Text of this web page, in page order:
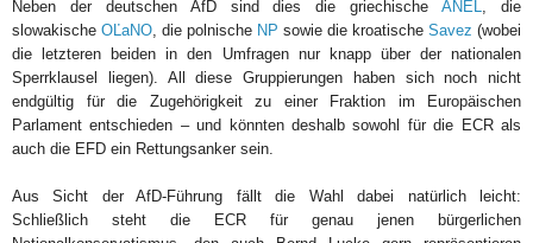
Neben der deutschen AfD sind dies die griechischeANEL
, die
slowakische OĽaNO , die polnische NP sowie die kroatische Savez (wobei
die letzteren beiden in den Umfragen nur knapp über der nationalen
Sperrklausel liegen). All diese Gruppierungen haben sich noch nicht
endgültig für die Zugehörigkeit zu einer Fraktion im Europäischen
Parlament entschieden – und könnten deshalb sowohl für die ECR als
auch die EFD ein Rettungsanker sein.
Aus Sicht der AfD-Führung fällt die Wahl dabei natürlich leicht:
Schließlich steht die ECR für genau jenen bürgerlichen